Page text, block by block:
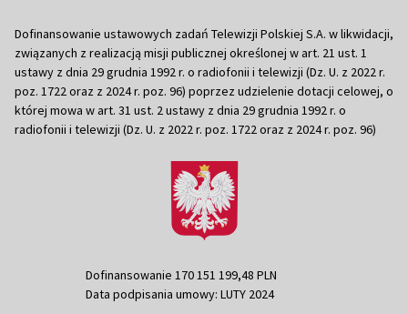
Dofinansowanie ustawowych zadań Telewizji Polskiej S.A. w likwidacji,
związanych z realizacją misji publicznej określonej w art. 21 ust. 1
ustawy z dnia 29 grudnia 1992 r. o radiofonii i telewizji (Dz. U. z 2022 r.
poz. 1722 oraz z 2024 r. poz. 96) poprzez udzielenie dotacji celowej, o
której mowa w art. 31 ust. 2 ustawy z dnia 29 grudnia 1992 r. o
radiofonii i telewizji (Dz. U. z 2022 r. poz. 1722 oraz z 2024 r. poz. 96)
Dofinansowanie 170 151 199,48 PLN
Data podpisania umowy: LUTY 2024